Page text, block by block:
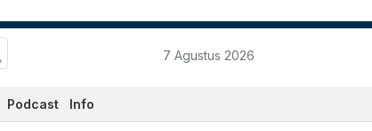
7 Agustus 2026
Podcast Info